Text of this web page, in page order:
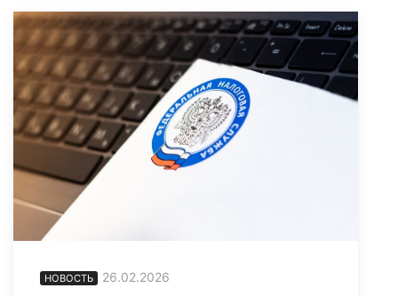
НОВОСТЬ 26.02.2026